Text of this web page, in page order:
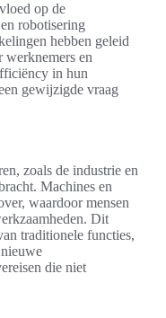
op de
robotisering
hebben geleid
werknemers en
in hun
gewijzigde vraag
zoals de industrie en
Machines en
waardoor mensen
Dit
traditionele functies,
die niet